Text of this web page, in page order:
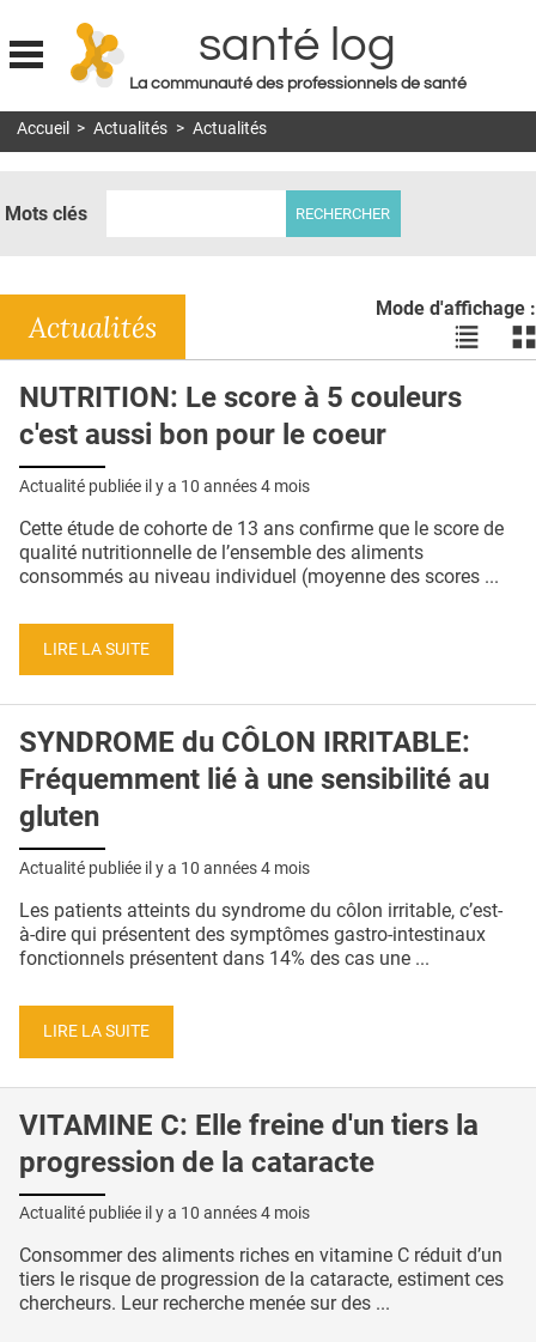
Jump to navigation
santé log
La communauté des professionnels de santé
MON COMPTE
DOSSIERS
RÉSEAUX
E-REVUE SAD
QUI SOMMES-NOUS ?
CONDITIONS GÉNÉRALES
CRÉDITS
Accueil > Actualités > Actualités
Mots clés
Mode d'affichage :
Voir
les
en
les
Actualités
NUTRITION: Le score à 5 couleurs
c'est aussi bon pour le coeur
Actualité publiée il y a 10 années 4 mois
Cette étude de cohorte de 13 ans confirme que le score de
qualité nutritionnelle de l’ensemble des aliments
consommés au niveau individuel (moyenne des scores ...
LIRE LA SUITE
SYNDROME du CÔLON IRRITABLE:
Fréquemment lié à une sensibilité au
gluten
Actualité publiée il y a 10 années 4 mois
Les patients atteints du syndrome du côlon irritable, c’est-
à-dire qui présentent des symptômes gastro-intestinaux
fonctionnels présentent dans 14% des cas une ...
LIRE LA SUITE
VITAMINE C: Elle freine d'un tiers la
progression de la cataracte
Actualité publiée il y a 10 années 4 mois
Consommer des aliments riches en vitamine C réduit d’un
tiers le risque de progression de la cataracte, estiment ces
chercheurs. Leur recherche menée sur des ...